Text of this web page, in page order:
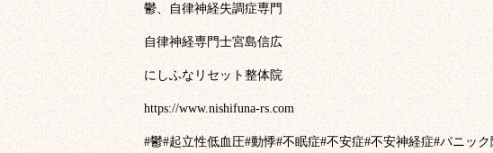
鬱、自律神経失調症専門
自律神経専門士宮島信広
にしふなリセット整体院
https://www.nishifuna-rs.com
#鬱#起立性低血圧#動悸#不眠症#不安症#不安神経症#パニック